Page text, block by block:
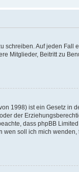
schreiben. Auf jeden Fall
Mitglieder, Beitritt zu
1998) ist ein Gesetz in
der
dass phpBB
wen soll ich mich